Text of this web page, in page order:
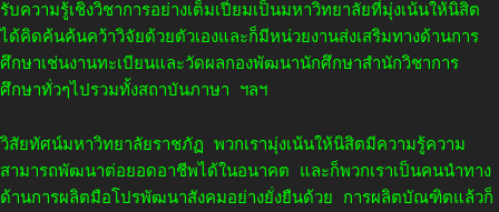
รับความรู้เชิงวิชาการอย่างเต็มเปี่ยมเป็นมหาวิทยาลัยที่มุ่งเน้นให้นิสิต
ได้คิดค้นค้นคว้าวิจัยด้วยตัวเองและก็มีหน่วยงานส่งเสริมทางด้านการ
ศึกษาเช่นงานทะเบียนและวัดผลกองพัฒนานักศึกษาสำนักวิชาการ
ศึกษาทั่วๆไปรวมทั้งสถาบันภาษา ฯลฯ
วิสัยทัศน์มหาวิทยาลัยราชภัฏ พวกเรามุ่งเน้นให้นิสิตมีความรู้ความ
สามารถพัฒนาต่อยอดอาชีพได้ในอนาคต และก็พวกเราเป็นคนนำทาง
ด้านการผลิตมือโปรพัฒนาสังคมอย่างยั่งยืนด้วย การผลิตบัณฑิตแล้วก็